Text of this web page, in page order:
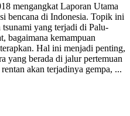
mengangkat Laporan Utama
bencana di Indonesia. Topik ini
tsunami yang terjadi di Palu-
bagaimana kemampuan
Hal ini menjadi penting,
yang berada di jalur pertemuan
akan terjadinya gempa, ...